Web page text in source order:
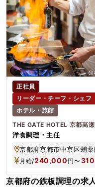
正社員
リーダー・チーフ・シェフ
ホテル・旅館
THE GATE HOTEL 京都高
洋食調理・主任
月給/240,000 円〜
京都府の鉄板調理の求人